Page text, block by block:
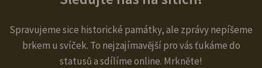
Spravujeme sice historické památky, ale zprávy nepíšeme
brkem u svíček. To nejzajímavější pro vás ťukáme do
statusů a sdílíme online. Mrkněte!